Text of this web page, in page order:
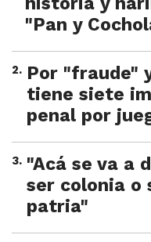
"Pan y
2. Por "fraude"
tiene siete
penal por
3. "Acá se va a
ser colonia o
patria"